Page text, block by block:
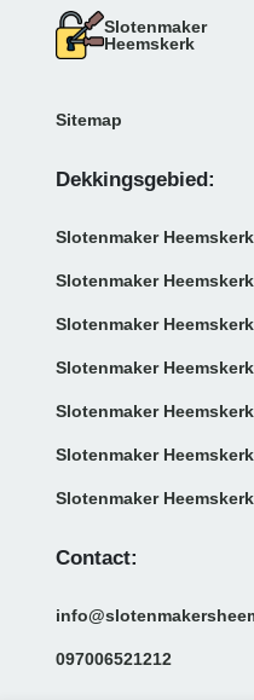
Slotenmaker
Heemskerk
Sitemap
Dekkingsgebied:
Slotenmaker
Slotenmaker
Slotenmaker
Slotenmaker
Slotenmaker
Slotenmaker
Slotenmaker
Contact:
097006521212